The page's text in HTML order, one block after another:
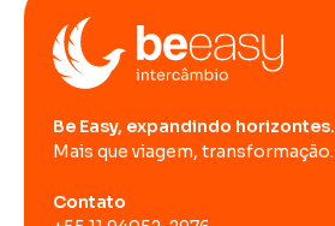
Be Easy, expandindo horizontes.
Mais que viagem, transformação.
Contato